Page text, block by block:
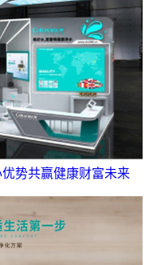
势共赢健康财富未来